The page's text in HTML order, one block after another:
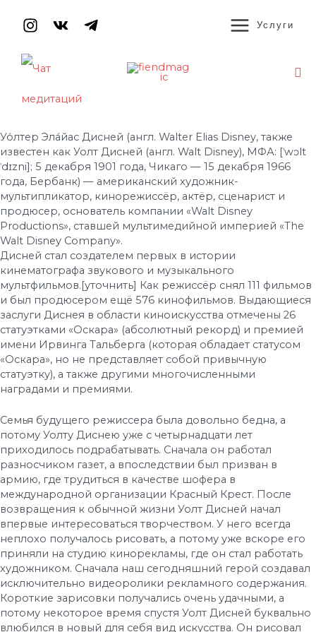
содержимому
Услуги
Уо́лтер Эла́йас Дисней (англ. Walter Elias Disney, также
известен как Уолт Дисней (англ. Walt Disney), МФА: [ˈwɔlt
ˈdɪzni]; 5 декабря 1901 года, Чикаго — 15 декабря 1966
года, Бербанк) — американский художник-
мультипликатор, кинорежиссёр, актёр, сценарист и
продюсер, основатель компании «Walt Disney
Productions», ставшей мультимедийной империей «The
Walt Disney Company».
Дисней стал создателем первых в истории
кинематографа звукового и музыкального
мультфильмов.[уточнить] Как режиссёр снял 111 фильмов
и был продюсером ещё 576 кинофильмов. Выдающиеся
заслуги Диснея в области киноискусства отмечены 26
статуэтками «Оскара» (абсолютный рекорд) и премией
имени Ирвинга Тальберга (которая обладает статусом
«Оскара», но не представляет собой привычную
статуэтку), а также другими многочисленными
наградами и премиями.
Семья будущего режиссера была довольно бедна, а
потому Уолту Диснею уже с четырнадцати лет
приходилось подрабатывать. Сначала он работал
разносчиком газет, а впоследствии был призван в
армию, где трудиться в качестве шофера в
международной организации Красный Крест. После
возвращения к обычной жизни Уолт Дисней начал
впервые интересоваться творчеством. У него всегда
неплохо получалось рисовать, а потому уже вскоре его
приняли на студию кинорекламы, где он стал работать
художником. Сначала наш сегодняшний герой создавал
исключительно видеоролики рекламного содержания.
Короткие зарисовки получались очень удачными, а
потому некоторое время спустя Уолт Дисней буквально
влюбился в новый для себя вид искусства. Он рисовал
Навигация
записям